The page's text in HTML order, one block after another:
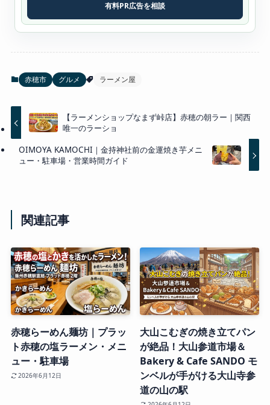
有料PR広告を相談
赤穂市 グルメ ラーメン屋
【ラーメンショップなまず峠店】赤穂の朝ラー｜関西
唯一のラーショ
OIMOYA KAMOCHI｜金持神社前の金運焼き芋メニ
ュー・駐車場・営業時間ガイド
関連記事
赤穂らーめん麺坊｜プラッ
ト赤穂の塩ラーメン・メニ
ュー・駐車場
2026年6月12日
大山こむぎの焼き立てパン
が絶品！大山参道市場＆
Bakery & Cafe SANDO モ
ンベルが手がける大山寺参
道の山の駅